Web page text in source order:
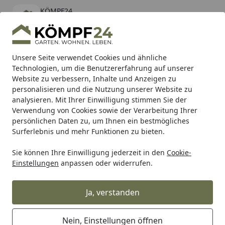
Unsere Seite verwendet Cookies und ähnliche
Technologien, um die Benutzererfahrung auf unserer
Website zu verbessern, Inhalte und Anzeigen zu
personalisieren und die Nutzung unserer Website zu
analysieren. Mit Ihrer Einwilligung stimmen Sie der
Verwendung von Cookies sowie der Verarbeitung Ihrer
persönlichen Daten zu, um Ihnen ein bestmögliches
Surferlebnis und mehr Funktionen zu bieten.
Sie können Ihre Einwilligung jederzeit in den Cookie-
Einstellungen anpassen oder widerrufen.
Ja, verstanden
Nein, Einstellungen öffnen
KÖMPF24
kostenlos - Im App Store
Hotline
Alle Produkte
Mein Konto
Suchen
Karibu Pools inkl. gratis Sandfilteranlage & Pool-
Starterset (Gesamtwert bis 468,99€)
Startseite
Shad Gepäck SHAD 3P Befestigungssystem 3P CF
SHAD 3P Befestigungssystem 3P CF
MOTO 800MTX